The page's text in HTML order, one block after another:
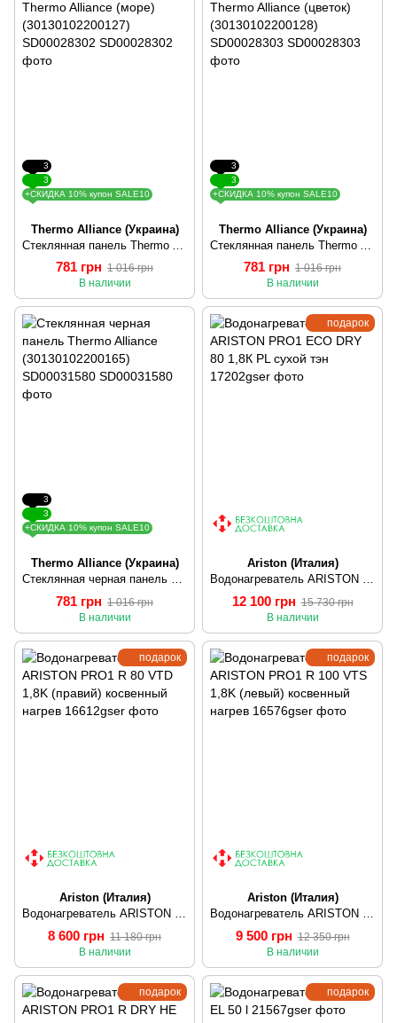
3
3
+СКИДКА 10% купон SALE10
Thermo Alliance (Украина)
781 грн 1 016 грн
В наличии
3
3
+СКИДКА 10% купон SALE10
Thermo Alliance (Украина)
781 грн 1 016 грн
В наличии
3
3
+СКИДКА 10% купон SALE10
Thermo Alliance (Украина)
Стеклянная черная панель Thermo Alliance (30130102200165) SD00031580
781 грн 1 016 грн
В наличии
подарок
Ariston (Италия)
Водонагреватель ARISTON PRO1 ECO DRY 80 1,8К PL сухой тэн
12 100 грн 15 730 грн
В наличии
подарок
Ariston (Италия)
8 600 грн 11 180 грн
В наличии
подарок
Ariston (Италия)
9 500 грн 12 350 грн
В наличии
подарок подарок